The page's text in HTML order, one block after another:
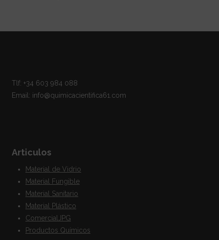
Tlf: +34 603 984 088
Email: info@quimicacientifica61.com
Articulos
Material de Vidrio
Material Fungible
Material Sanitario
Material Plástico
ComercialJPG
Productos Químicos